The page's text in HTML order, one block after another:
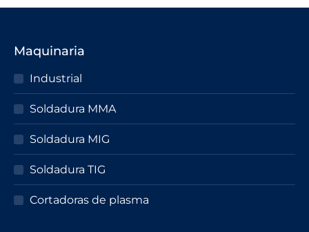
Maquinaria
Industrial
Soldadura MMA
Soldadura MIG
Soldadura TIG
Cortadoras de plasma